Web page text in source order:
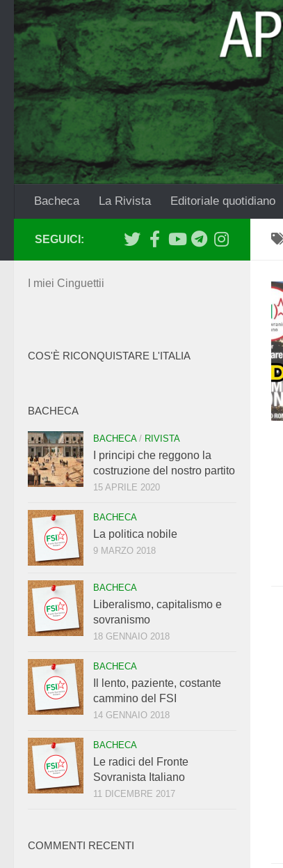
Salta al contenuto
Bacheca La Rivista Editoriale quotidiano
SEGUICI:
I miei Cinguettii
COS'È RICONQUISTARE L'ITALIA
BACHECA
BACHECA/ RIVISTA
I principi che reggono la
costruzione del nostro partito
15 APRILE 2020
BACHECA
La politica nobile
9 MARZO 2018
BACHECA
Liberalismo, capitalismo e
sovranismo
18 GENNAIO 2018
BACHECA
Il lento, paziente, costante
cammino del FSI
14 GENNAIO 2018
BACHECA
Le radici del Fronte
Sovranista Italiano
11 DICEMBRE 2017
COMMENTI RECENTI